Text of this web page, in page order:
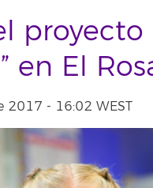
proyecto
en El
2017 - 16:02 WEST